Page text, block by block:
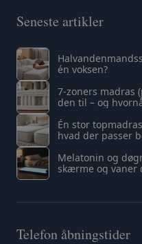
Seneste artikler
én voksen?
7-zoners madras
den til – og
Én stor
hvad der passer
Melatonin og
skærme og vaner
Telefon åbningstider